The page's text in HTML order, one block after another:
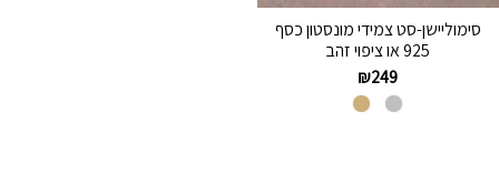
סימוליישן-סט צמידי מונסטון כסף
925 או ציפוי זהב
₪249